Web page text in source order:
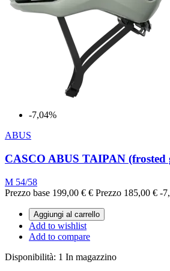
-7,04%
ABUS
CASCO ABUS TAIPAN (frosted
M 54/58
Prezzo base 199,00 € € Prezzo 185,00 € -
Aggiungi al carrello
Add to wishlist
Add to compare
Disponibilità: 1 In magazzino